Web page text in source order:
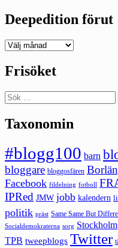
Deepedition förut
Deepedition
Frisöket
Sök
efter:
Taxonomin
#blogg100 barn
bloggare bloggosfären
Facebook fildelning fotboll
IPRed JMW jobb kalendern
politik präst Same Same But
Socialdemokraterna sorg Stockholm
TPB tweepblogs Twitter